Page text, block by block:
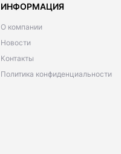
ИНФОРМАЦИЯ
О компании
Новости
Контакты
Политика конфиденциальности